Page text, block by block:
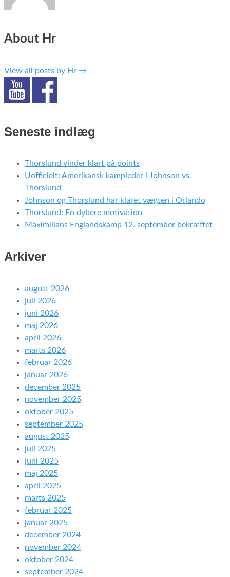
About Hr
View all posts by Hr →
Seneste indlæg
Thorslund vinder klart på points
Uofficielt: Amerikansk kampleder i Johnson vs.
Thorslund
Johnson og Thorslund har klaret vægten i Orlando
Thorslund: En dybere motivation
Maximilians Englandskamp 12. september bekræftet
Arkiver
august 2026
juli 2026
juni 2026
maj 2026
april 2026
marts 2026
februar 2026
januar 2026
december 2025
november 2025
oktober 2025
september 2025
august 2025
juli 2025
juni 2025
maj 2025
april 2025
marts 2025
februar 2025
januar 2025
december 2024
november 2024
oktober 2024
september 2024